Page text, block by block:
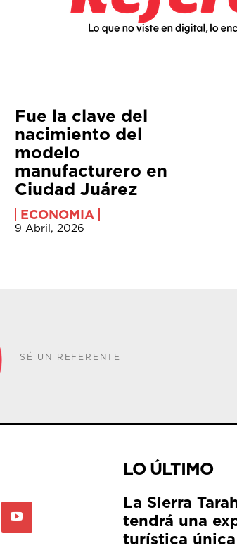
Fue la clave del
nacimiento del
modelo
manufacturero en
Ciudad Juárez
ECONOMIA
9 Abril, 2026
SÉ UN REFERENTE
LO ÚLTIMO
La Sierra
tendrá una
turística única